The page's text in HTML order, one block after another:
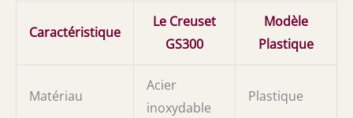
Caractéristique
Le Creuset
GS300
Modèle
Plastique
Matériau
Acier
inoxydable
Plastique